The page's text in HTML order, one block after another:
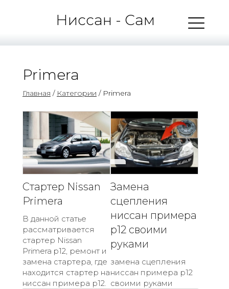
Ниссан - Сам
Primera
Главная / Категории / Primera
Стартер Nissan
Primera
В данной статье
рассматривается
стартер Nissan
Primera p12, ремонт и
замена стартера, где
находится стартер на
ниссан примера р12.
Замена
сцепления
ниссан примера
р12 своими
руками
замена сцепления
ниссан примера р12
своими руками